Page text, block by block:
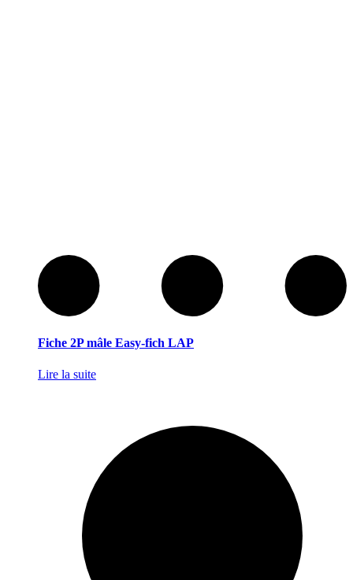
Fiche 2P mâle Easy-fich LAP
Lire la suite